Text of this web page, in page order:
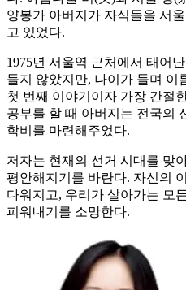
양봉가 아버지가 자식들을 서
고 있었다.
1975년 서울역 근처에서 태어
들지 않았지만, 나이가 들며 이
첫 번째 이야기이자 가장 간절
공부를 할 때 아버지는 전국의
학비를 마련해주었다.
저자는 현재의 선거 시대를 맞
평안해지기를 바란다. 자신의
다워지고, 우리가 살아가는 모
피워내기를 소망한다.